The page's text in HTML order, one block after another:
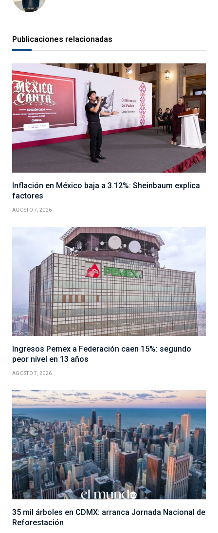
Publicaciones relacionadas
Inflación en México baja a 3.12%: Sheinbaum explica
factores
AGOSTO 7, 2026
Ingresos Pemex a Federación caen 15%: segundo
peor nivel en 13 años
AGOSTO 7, 2026
35 mil árboles en CDMX: arranca Jornada Nacional de
Reforestación